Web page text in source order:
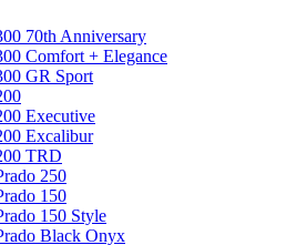
70th Anniversary
Comfort + Elegance
GR Sport
Executive
Excalibur
TRD
250
150
150 Style
Black Onyx